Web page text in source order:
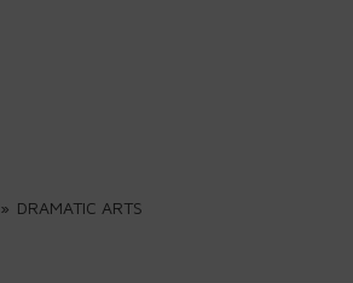
» DRAMATIC ARTS